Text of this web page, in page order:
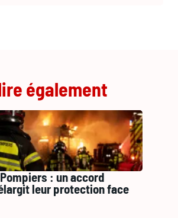
également
: un accord
leur protection face